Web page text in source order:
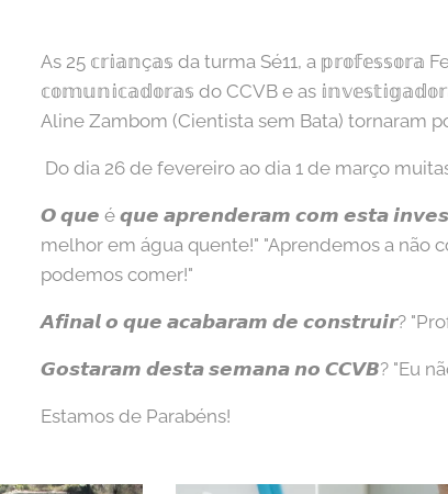
As 25 𝕔𝕣𝕚𝕒𝕟ç𝕒𝕤 da turma Sé11, a 𝕡𝕣𝕠𝕗𝕖𝕤𝕤𝕠𝕣𝕒
𝕔𝕠𝕞𝕦𝕟𝕚𝕔𝕒𝕕𝕠𝕣𝕒𝕤 do CCVB e as
Aline Zambom (Cientista sem Bata) tornaram
Do dia 26 de fevereiro ao dia 1 de março
𝙊 𝙦𝙪𝙚 é 𝙦𝙪𝙚 𝙖𝙥𝙧𝙚𝙣𝙙𝙚𝙧𝙖𝙢 𝙘𝙤𝙢 𝙚𝙨𝙩𝙖
melhor em água quente!" "Aprendemos a não
podemos comer!"
𝘼𝙛𝙞𝙣𝙖𝙡 𝙤 𝙦𝙪𝙚 𝙖𝙘𝙖𝙗𝙖𝙧𝙖𝙢 𝙙𝙚 𝙘𝙤𝙣𝙨𝙩𝙧𝙪𝙞𝙧?
𝙂𝙤𝙨𝙩𝙖𝙧𝙖𝙢 𝙙𝙚𝙨𝙩𝙖 𝙨𝙚𝙢𝙖𝙣𝙖 𝙣𝙤 𝘾𝘾𝙑𝘽? "Eu não
Estamos de Parabéns!